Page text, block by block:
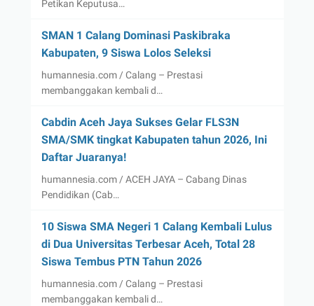
Petikan Keputusa…
SMAN 1 Calang Dominasi Paskibraka
Kabupaten, 9 Siswa Lolos Seleksi
humannesia.com / Calang – Prestasi
membanggakan kembali d…
Cabdin Aceh Jaya Sukses Gelar FLS3N
SMA/SMK tingkat Kabupaten tahun 2026, Ini
Daftar Juaranya!
humannesia.com / ACEH JAYA – Cabang Dinas
Pendidikan (Cab…
10 Siswa SMA Negeri 1 Calang Kembali Lulus
di Dua Universitas Terbesar Aceh, Total 28
Siswa Tembus PTN Tahun 2026
humannesia.com / Calang – Prestasi
membanggakan kembali d…